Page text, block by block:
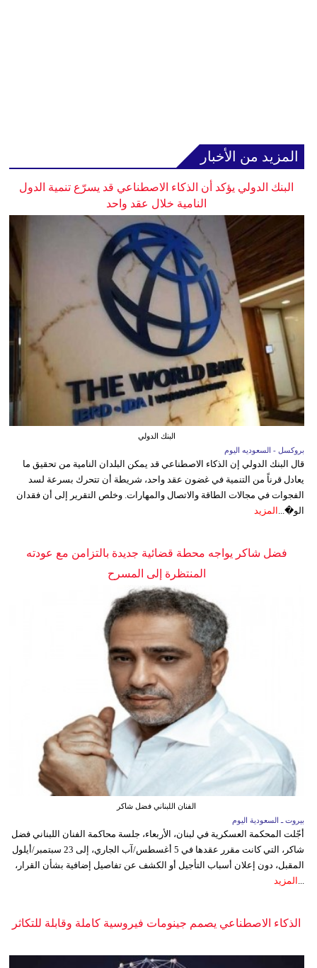
المزيد من الأخبار
البنك الدولي يؤكد أن الذكاء الاصطناعي قد يسرّع تنمية الدول
النامية خلال عقد واحد
البنك الدولي
بروكسل - السعوديه اليوم
قال البنك الدولي إن الذكاء الاصطناعي قد يمكن البلدان النامية من تحقيق ما
يعادل قرناً من التنمية في غضون عقد واحد، شريطة أن تتحرك بسرعة لسد
الفجوات في مجالات الطاقة والاتصال والمهارات. وخلص التقرير إلى أن فقدان
الو�... المزيد
فضل شاكر يواجه محطة قضائية جديدة بالتزامن مع عودته
المنتظرة إلى المسرح
الفنان اللبناني فضل شاكر
بيروت ـ السعودية اليوم
أجّلت المحكمة العسكرية في لبنان، الأربعاء، جلسة محاكمة الفنان اللبناني فضل
شاكر، التي كانت مقرر عقدها في 5 أغسطس/آب الجاري، إلى 23 سبتمبر/أيلول
المقبل، دون إعلان أسباب التأجيل أو الكشف عن تفاصيل إضافية بشأن القرار،
المزيد
الذكاء الاصطناعي يصمم جينومات فيروسية كاملة وقابلة للتكاثر